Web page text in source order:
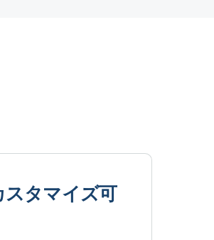
スタマイズ可